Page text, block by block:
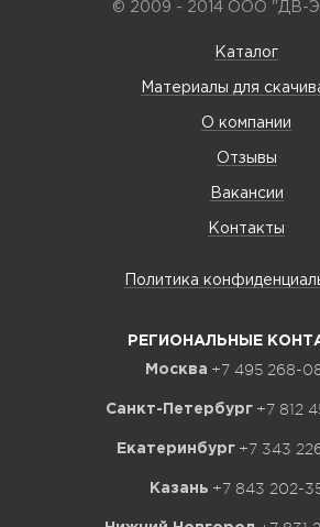
© 2009 - 2014 ООО "ДВ-
Каталог
Материалы для
О компании
Отзывы
Вакансии
Контакты
Политика
РЕГИОНАЛЬНЫЕ
Москва +7 495 268-
Санкт-Петербург +7 812
Екатеринбург +7 343
Казань +7 843 202-